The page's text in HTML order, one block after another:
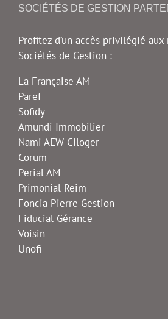
SOCIÉTÉS DE GESTION
Profitez d’un accès privilégié
Sociétés de Gestion :
La Française AM
Paref
Sofidy
Amundi Immobilier
Nami AEW Ciloger
Corum
Perial AM
Primonial Reim
Foncia Pierre Gestion
Fiducial Gérance
Voisin
Unofi